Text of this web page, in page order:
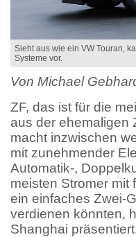
Sieht aus wie ein VW Touran,
Systeme vor.
Von Michael
ZF, das ist für die
aus der ehemaligen
macht inzwischen
mit zunehmender
Automatik-,
meisten Stromer mit
ein einfaches Zwei-
verdienen könnten,
Shanghai